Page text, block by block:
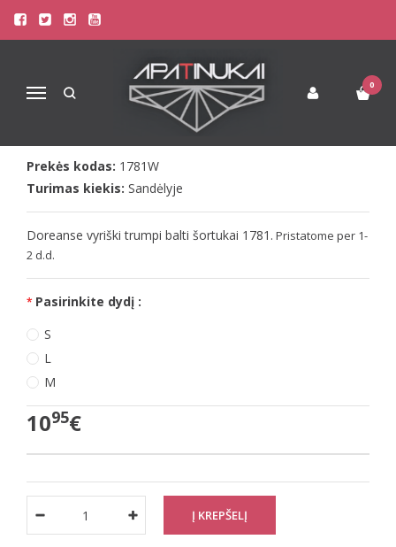
Navigacija
0
Pagrindinis Apatinis Trikotažas Vyrams
Doreanse vyriški balti šortukai 1781
DOREANSE VYRIŠKI BALTI
ŠORTUKAI 1781
Prekės kodas: 1781W
Turimas kiekis: Sandėlyje
Doreanse vyriški trumpi balti šortukai 1781. Pristatome per 1-
2 d.d.
Pasirinkite dydį :
S
L
M
1095€